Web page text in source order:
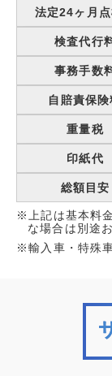
法定24ヶ月
検査代行
事務手数
自賠責保険
重量税
印紙代
総額目安
※上記は基本料
な場合は別途
※輸入車・特殊